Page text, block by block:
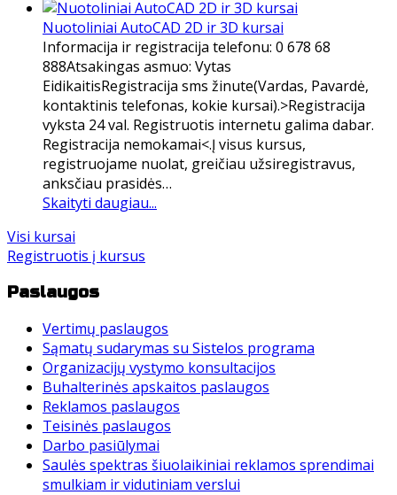
Nuotoliniai AutoCAD 2D ir 3D kursai
Informacija ir registracija telefonu: 0 678 68
888Atsakingas asmuo: Vytas
EidikaitisRegistracija sms žinute(Vardas, Pavardė,
kontaktinis telefonas, kokie kursai).>Registracija
vyksta 24 val. Registruotis internetu galima dabar.
Registracija nemokamai<.Į visus kursus,
registruojame nuolat, greičiau užsiregistravus,
anksčiau prasidės…
Skaityti daugiau...
Visi kursai
Registruotis į kursus
Paslaugos
Vertimų paslaugos
Sąmatų sudarymas su Sistelos programa
Organizacijų vystymo konsultacijos
Buhalterinės apskaitos paslaugos
Reklamos paslaugos
Teisinės paslaugos
Darbo pasiūlymai
Saulės spektras šiuolaikiniai reklamos sprendimai
smulkiam ir vidutiniam verslui